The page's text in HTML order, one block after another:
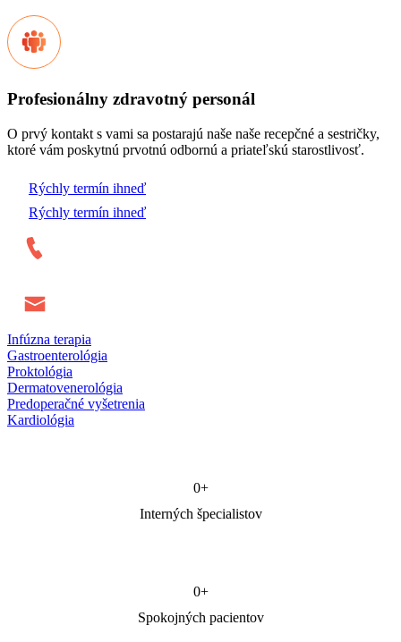
Profesionálny zdravotný personál
O prvý kontakt s vami sa postarajú naše naše recepčné a sestričky,
ktoré vám poskytnú prvotnú odbornú a priateľskú starostlivosť.
Rýchly termín ihneď
Rýchly termín ihneď
Infúzna terapia
Gastroenterológia
Proktológia
Dermatovenerológia
Predoperačné vyšetrenia
Kardiológia
Interných špecialistov
0+
Spokojných pacientov
0+